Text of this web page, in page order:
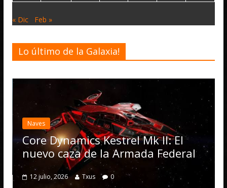
« Dic Feb »
Lo último de la Galaxia!
Kestrel Mk II: El
de la Armada Federal
Txus 0
Elite
Operations,
numerosas
4 julio, 2026